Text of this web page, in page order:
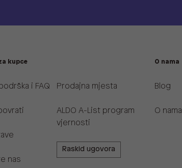
kupce
i FAQ
nas
Prodajna mjesta
ALDO A-List program
vjernosti
Raskid ugovora
O nama
Blog
O nama